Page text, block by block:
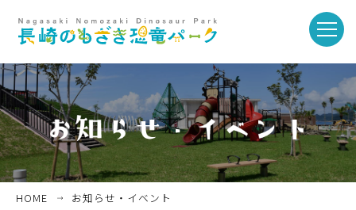
toggle
ホーム
お知らせ・イベント
HOME お知らせ・イベント